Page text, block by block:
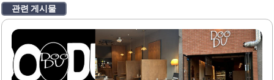
관련 게시물